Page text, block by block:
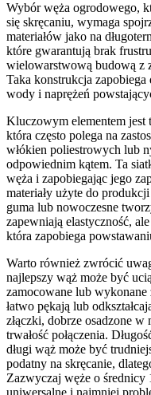
Wybór węża ogrodowego,
się skręcaniu, wymaga
materiałów jako na
które gwarantują brak
wielowarstwową budową z
Taka konstrukcja
wody i naprężeń
Kluczowym elementem jest
która często polega na
włókien poliestrowych lub
odpowiednim kątem. Ta
węża i zapobiegając jego
materiały użyte do
guma lub nowoczesne
zapewniają elastyczność,
która zapobiega
Warto również zwrócić
najlepszy wąż może być
zamocowane lub
łatwo pękają lub
złączki, dobrze osadzone
trwałość połączenia.
długi wąż może być
podatny na skręcanie,
Zazwyczaj węże o średnicy